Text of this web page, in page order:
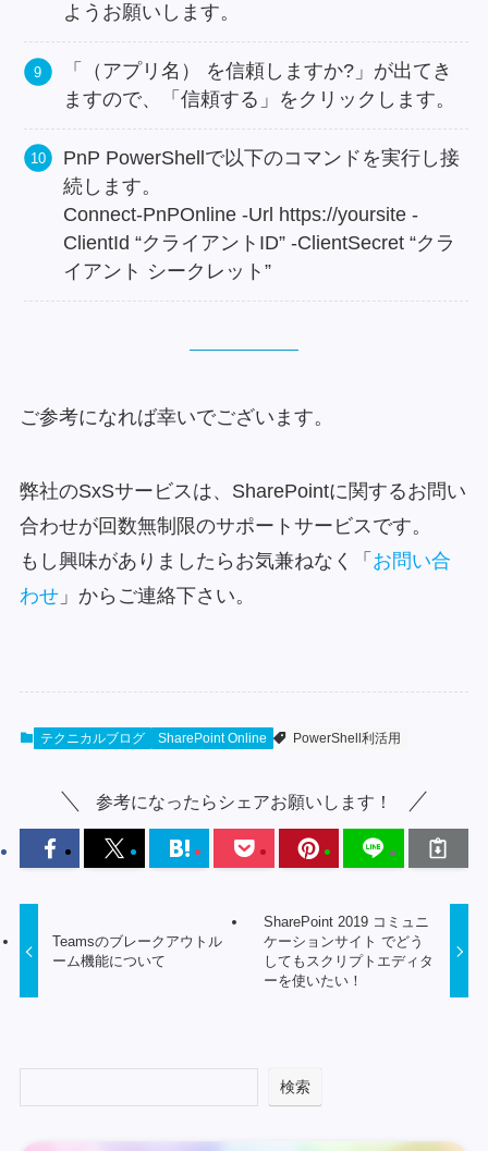
ようお願いします。
「（アプリ名） を信頼しますか?」が出てき
ますので、「信頼する」をクリックします。
PnP PowerShellで以下のコマンドを実行し接
続します。
Connect-PnPOnline -Url https://yoursite -
ClientId “クライアントID” -ClientSecret “クラ
イアント シークレット”
ご参考になれば幸いでございます。
弊社のSxSサービスは、SharePointに関するお問い
合わせが回数無制限のサポートサービスです。
もし興味がありましたらお気兼ねなく「 お問い合
わせ」からご連絡下さい。
テクニカルブログ SharePoint Online PowerShell利活用
参考になったらシェアお願いします！
Teamsのブレークアウトル
ーム機能について
SharePoint 2019 コミュニ
ケーションサイト でどう
してもスクリプトエディタ
ーを使いたい！
検索